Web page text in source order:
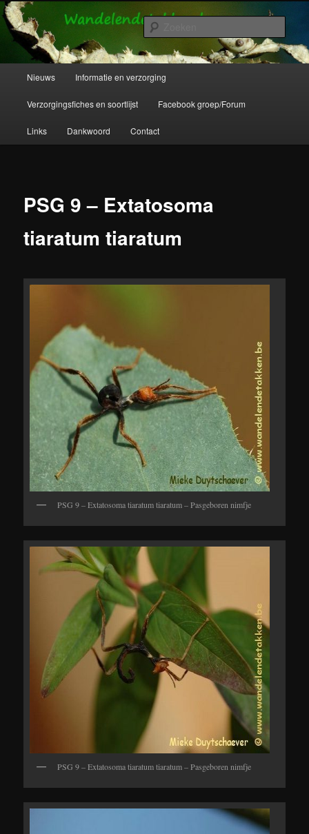
Spring
naar
primaire
inhoudWandelende Takken en Wandelende
Bladeren
Wandelende takken en wandelende bladeren info en verzorging.
Nieuws Informatie en verzorging
Verzorgingsfiches en soortlijst Facebook groep/Forum
Links Dankwoord Contact
PSG 9 – Extatosoma
tiaratum tiaratum
PSG 9 – Extatosoma tiaratum tiaratum – Pasgeboren nimfje
PSG 9 – Extatosoma tiaratum tiaratum – Pasgeboren nimfje